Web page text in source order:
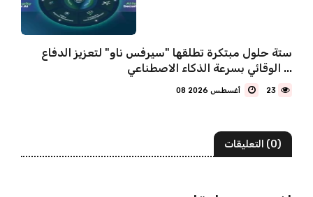
ستة حلول مبتكرة تطلقها "سيرفس ناو" لتعزيز الدفاع
الوقائي بسرعة الذكاء الاصطناعي ...
23
(0) التعليقات